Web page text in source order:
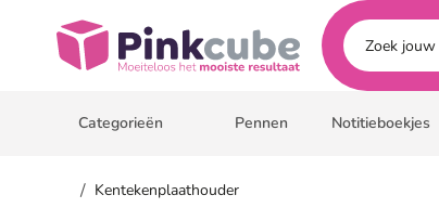
Pinkcube
Categorieën Pennen Notitieboekjes
/ Kentekenplaathouder